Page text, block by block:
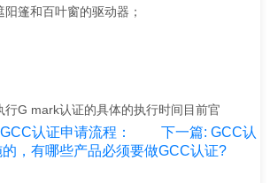
篷和百叶窗的驱动器；
行G mark认证的具体的执行时间目前官
认证申请流程：
下一篇: GCC认
，有哪些产品必须要做GCC认证?